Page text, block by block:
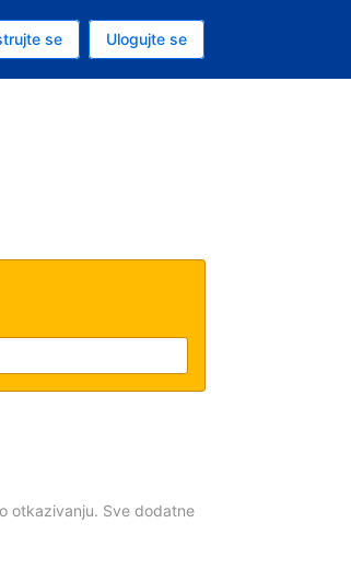
se Ulogujte se
otkazivanju. Sve dodatne